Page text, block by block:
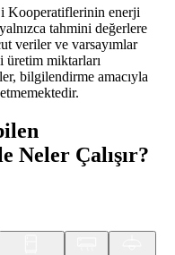
Kooperatiflerinin enerji
tahmini değerlere
veriler ve varsayımlar
üretim miktarları
bilgilendirme amacıyla
Çalışır?